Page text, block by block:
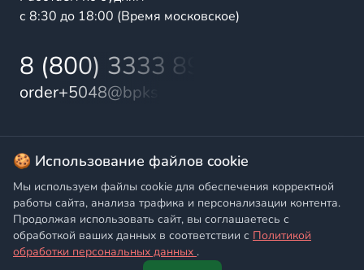
с 8:30 до 18:00 (Время московское)
8 (800) 3333 899
order+5048@bpks.ru
© 2025 БалтПромКомплект — комплексные поставки
высококачественной продукции промышленного и
бытового назначения
Политика конфиденциальности,Согласие на обработку
персональных данных
🍪 Использование файлов cookie
Мы используем файлы cookie для обеспечения корректной
работы сайта, анализа трафика и персонализации контента.
Продолжая использовать сайт, вы соглашаетесь с
обработкой ваших данных в соответствии с Политикой
обработки персональных данных .